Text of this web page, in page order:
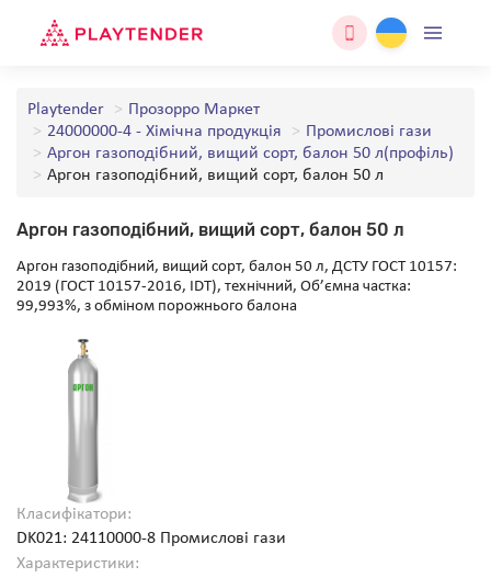
Playtender
Прозорро Маркет
24000000-4 - Хімічна продукція
Промислові гази
Аргон газоподібний, вищий сорт, балон 50 л(профіль)
Аргон газоподібний, вищий сорт, балон 50 л
Аргон газоподібний, вищий сорт, балон 50 л
Аргон газоподібний, вищий сорт, балон 50 л, ДСТУ ГОСТ 10157:
2019 (ГОСТ 10157-2016, IDT), технічний, Об’ємна частка:
99,993%, з обміном порожнього балона
Класифікатори:
DK021: 24110000-8 Промислові гази
Характеристики: